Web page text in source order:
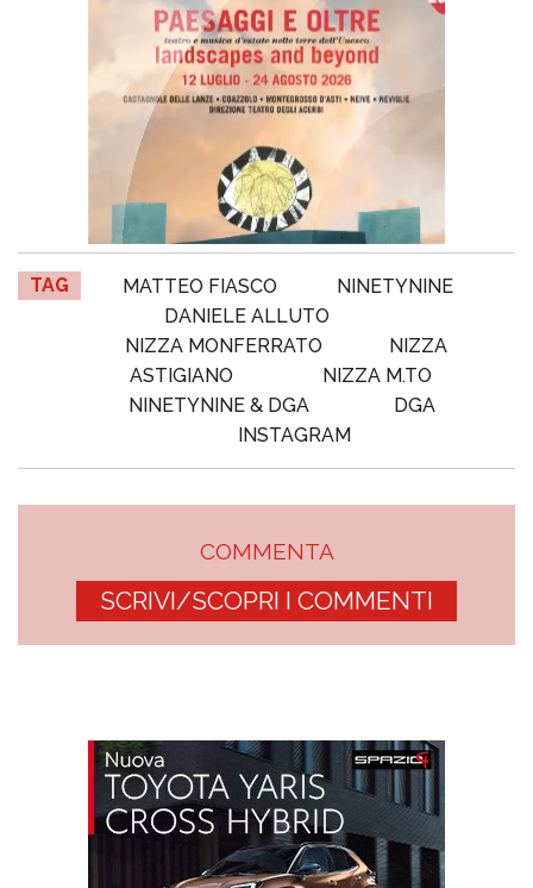
TAG MATTEO FIASCO
NINETYNINE
DANIELE ALLUTO
NIZZA MONFERRATO
NIZZA
ASTIGIANO
NIZZA M.TO
NINETYNINE & DGA
DGA
INSTAGRAM
COMMENTA
SCRIVI/SCOPRI I COMMENTI